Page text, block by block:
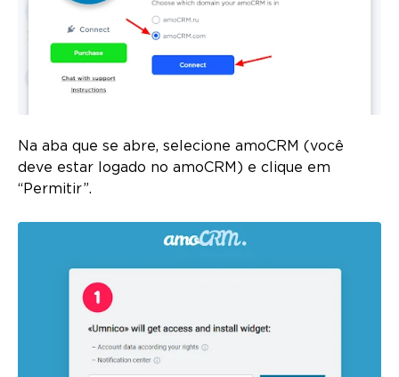
Na aba que se abre, selecione amoCRM (você
deve estar logado no amoCRM) e clique em
“Permitir”.